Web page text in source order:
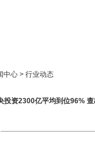
中心 > 行业动态
投资2300亿平均到位96%